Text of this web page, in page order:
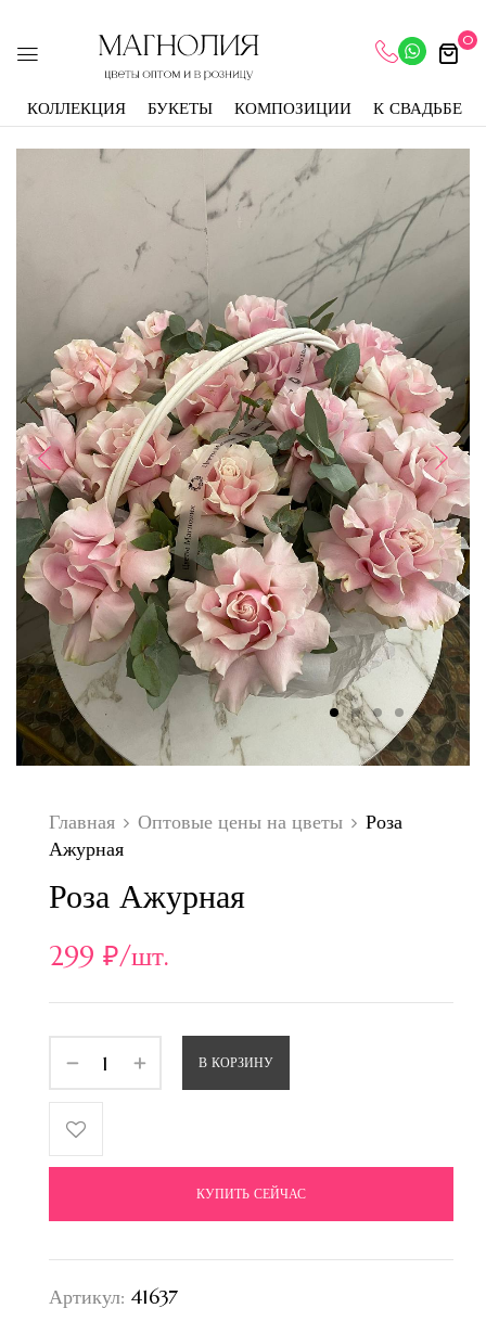
0
КОЛЛЕКЦИЯ БУКЕТЫ КОМПОЗИЦИИ К СВАДЬБЕ
Главная Оптовые цены на цветы
Роза
Ажурная
Роза Ажурная
299 ₽/шт.
В КОРЗИНУ
КУПИТЬ СЕЙЧАС
Артикул: 41637